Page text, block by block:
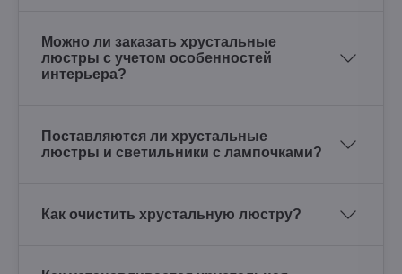
Можно ли заказать хрустальные
люстры с учетом особенностей
интерьера?
Поставляются ли хрустальные
люстры и светильники с лампочками?
Как очистить хрустальную люстру?